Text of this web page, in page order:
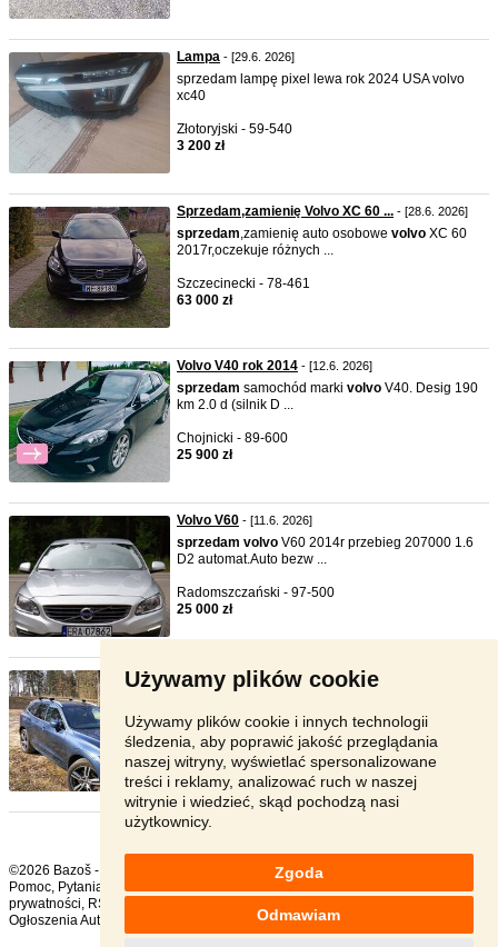
Używamy plików cookie
Używamy plików cookie i innych technologii
śledzenia, aby poprawić jakość przeglądania
naszej witryny, wyświetlać spersonalizowane
treści i reklamy, analizować ruch w naszej
witrynie i wiedzieć, skąd pochodzą nasi
użytkownicy.
Zgoda
Odmawiam
Lampa - [29.6. 2026]
sprzedam lampę pixel lewa rok 2024 USA volvo
xc40
Złotoryjski - 59-540
3 200 zł
Sprzedam,zamienię Volvo XC 60 ... - [28.6. 2026]
sprzedam,zamienię auto osobowe volvo XC 60
2017r,oczekuje różnych ...
Szczecinecki - 78-461
63 000 zł
Volvo V40 rok 2014 - [12.6. 2026]
sprzedam samochód marki volvo V40. Desig 190
km 2.0 d (silnik D ...
Chojnicki - 89-600
25 900 zł
Volvo V60 - [11.6. 2026]
sprzedam volvo V60 2014r przebieg 207000 1.6
D2 automat.Auto bezw ...
Radomszczański - 97-500
25 000 zł
Sprzedam Volvo XC60 T5 AWD 4x4 ...
2020r modelowo 2021r. Z ...
Białystok - 15-642
107 900 zł
©2026 Bazoš -
Pomoc, Pytania Komentarze
prywatności, RSS
Ogłoszenia Auto ogółem:
, w ciągu 24 godzin:20